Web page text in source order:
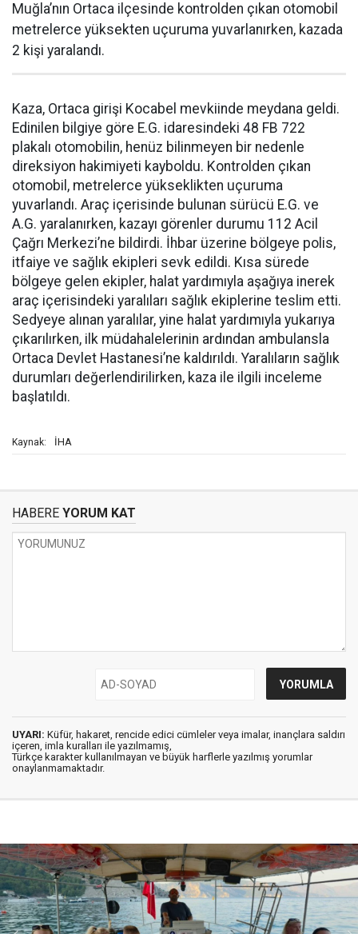
Muğla’nın Ortaca ilçesinde kontrolden çıkan otomobil
metrelerce yüksekten uçuruma yuvarlanırken, kazada
2 kişi yaralandı.
Kaza, Ortaca girişi Kocabel mevkiinde meydana geldi.
Edinilen bilgiye göre E.G. idaresindeki 48 FB 722
plakalı otomobilin, henüz bilinmeyen bir nedenle
direksiyon hakimiyeti kayboldu. Kontrolden çıkan
otomobil, metrelerce yükseklikten uçuruma
yuvarlandı. Araç içerisinde bulunan sürücü E.G. ve
A.G. yaralanırken, kazayı görenler durumu 112 Acil
Çağrı Merkezi’ne bildirdi. İhbar üzerine bölgeye polis,
itfaiye ve sağlık ekipleri sevk edildi. Kısa sürede
bölgeye gelen ekipler, halat yardımıyla aşağıya inerek
araç içerisindeki yaralıları sağlık ekiplerine teslim etti.
Sedyeye alınan yaralılar, yine halat yardımıyla yukarıya
çıkarılırken, ilk müdahalelerinin ardından ambulansla
Ortaca Devlet Hastanesi’ne kaldırıldı. Yaralıların sağlık
durumları değerlendirilirken, kaza ile ilgili inceleme
başlatıldı.
Kaynak: İHA
HABERE YORUM KAT
UYARI: Küfür, hakaret, rencide edici cümleler veya imalar, inançlara saldırı
içeren, imla kuralları ile yazılmamış,
Türkçe karakter kullanılmayan ve büyük harflerle yazılmış yorumlar
onaylanmamaktadır.